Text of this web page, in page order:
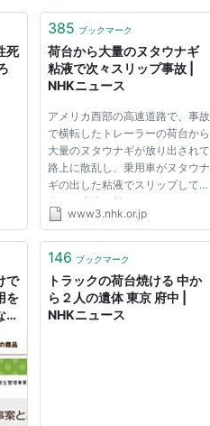
死
385 ブックマーク
荷台から大量のヌタウナギ
粘液で次々スリップ事故 |
NHKニュース
アメリカ西部の高速道路で、事故
で横転したトレーラーの荷台から
大量のヌタウナギが放り出されて
路上に散乱し、乗用車がヌタウナ
ギの出した粘液でスリップして
次々に事故を起こしました。 ト
レーラーにはおよそ３.４トンの
のはずみで生きたまま放り出さ
っ...
www3.nhk.or.jp
で
を
っ
ト
ま
146 ブックマーク
トラックの荷台焼ける 中か
ら２人の遺体 東京 府中 |
NHKニュース